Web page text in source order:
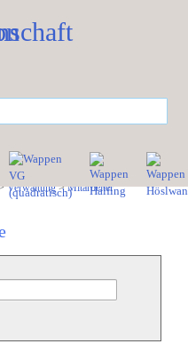
Verwaltung>Mitarbeiter